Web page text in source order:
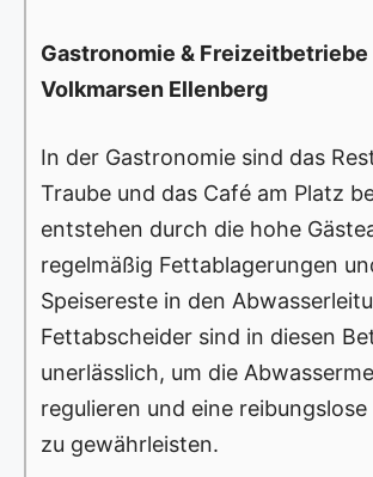
Gastronomie & Freizeitbetriebe
Volkmarsen Ellenberg
In der Gastronomie sind das
Traube und das Café am Platz
entstehen durch die hohe
regelmäßig Fettablagerungen
Speisereste in den
Fettabscheider sind in diesen
unerlässlich, um die
regulieren und eine
zu gewährleisten.